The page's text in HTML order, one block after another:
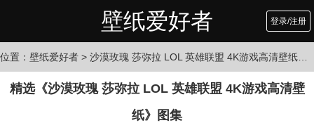
壁纸爱好者 登录/注册
位置： 壁纸爱好者 > 沙漠玫瑰 莎弥拉 LOL 英雄联盟 4K游戏高清壁纸图集
精选《沙漠玫瑰 莎弥拉 LOL 英雄联盟 4K游戏高清壁
纸》图集